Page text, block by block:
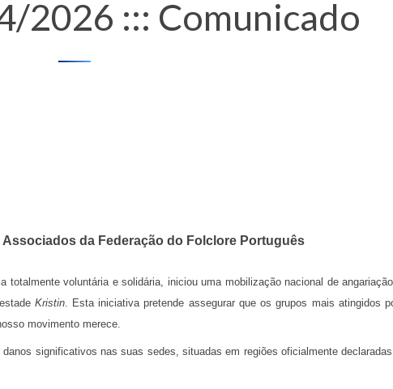
2026 ::: Comunicado
da Federação do Folclore Português
voluntária e solidária, iniciou uma mobilização nacional de
Kristin. Esta iniciativa pretende assegurar que os grupos mais atingidos
movimento merece.
significativos nas suas sedes, situadas em regiões oficialmente